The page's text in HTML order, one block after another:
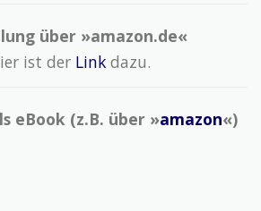
über »amazon.de«
ist der Linkdazu.
eBook (z.B. über »amazon«)